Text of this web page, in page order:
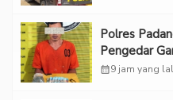
Polres
Pengedar
calendar_month9 jam yang